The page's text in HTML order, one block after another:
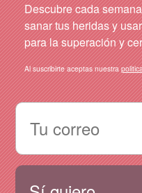
Descubre cada
sanar tus heridas y
para la superación y
Al suscribirte aceptas nuestra